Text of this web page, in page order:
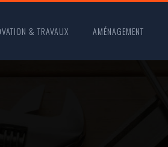
& TRAVAUX AMÉNAGEMENT